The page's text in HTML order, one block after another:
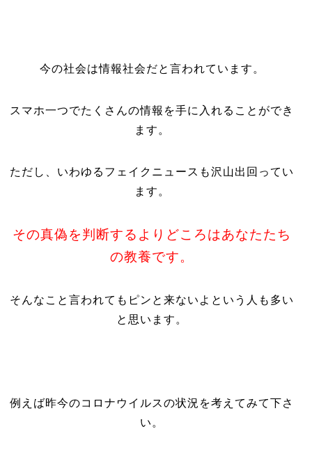
今の社会は情報社会だと言われています。
スマホ一つでたくさんの情報を手に入れることができ
ます。
ただし、いわゆるフェイクニュースも沢山出回ってい
ます。
その真偽を判断するよりどころはあなたたち
の教養です。
そんなこと言われてもピンと来ないよという人も多い
と思います。
例えば昨今のコロナウイルスの状況を考えてみて下さ
い。